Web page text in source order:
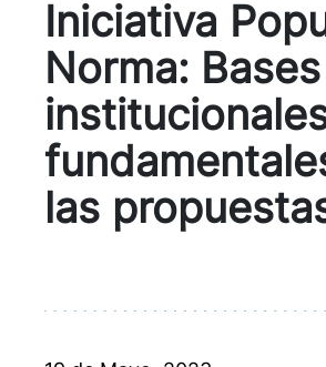
Iniciativa
Norma: Bases
las